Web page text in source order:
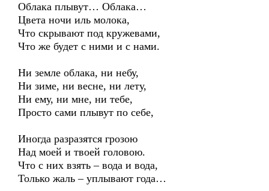
Облака плывут… Облака…
Цвета ночи иль молока,
Что скрывают под кружевами,
Что же будет с ними и с нами.
Ни земле облака, ни небу,
Ни зиме, ни весне, ни лету,
Ни ему, ни мне, ни тебе,
Просто сами плывут по себе,
Иногда разразятся грозою
Над моей и твоей головою.
Что с них взять – вода и вода,
Только жаль – уплывают года…